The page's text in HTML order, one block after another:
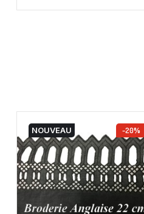
NOUVEAU -20%